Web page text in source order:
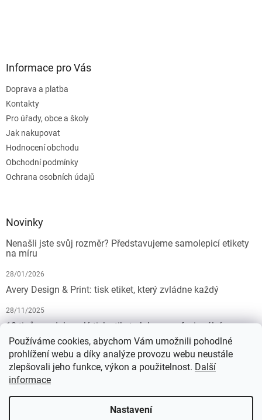
Používáme cookies, abychom Vám umožnili pohodlné
prohlížení webu a díky analýze provozu webu neustále
zlepšovali jeho funkce, výkon a použitelnost. Další
informace
Nastavení
Informace pro Vás
Doprava a platba
Kontakty
Pro úřady, obce a školy
Jak nakupovat
Hodnocení obchodu
Obchodní podmínky
Ochrana osobních údajů
Novinky
Nenašli jste svůj rozměr? Představujeme samolepicí etikety
na míru
28/01/2026
Avery Design & Print: tisk etiket, který zvládne každý
28/11/2025
10 tipů pro dokonalý tisk etiket: Jak na profesionální
výsledek bez starostí
19/07/2025